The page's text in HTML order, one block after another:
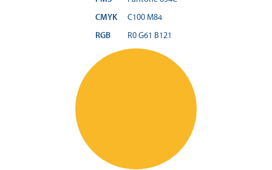
CMYK
C100 M84
RGB
R0 G61 B121